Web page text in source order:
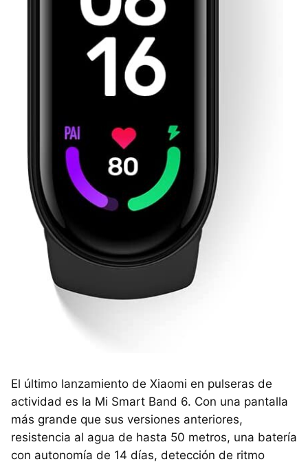
El último lanzamiento de Xiaomi en pulseras de
actividad es la Mi Smart Band 6. Con una pantalla
más grande que sus versiones anteriores,
resistencia al agua de hasta 50 metros, una batería
con autonomía de 14 días, detección de ritmo